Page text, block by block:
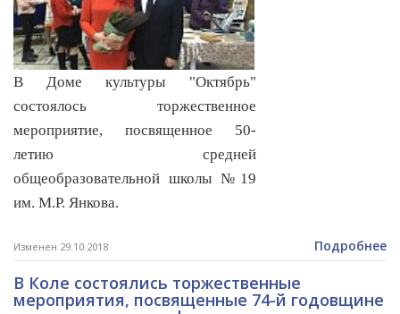
В Доме культуры "Октябрь"
состоялось торжественное
мероприятие, посвященное 50-
летию средней
общеобразовательной школы №19
им. М.Р. Янкова.
Изменен 29.10.2018 Подробнее
В Коле состоялись торжественные
мероприятия, посвященные 74-й годовщине